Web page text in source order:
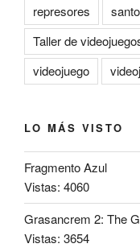
represores
Taller de
videojuego
LO MÁS VISTO
Fragmento Azul
Vistas: 4060
Grasancrem 2: The
Vistas: 3654